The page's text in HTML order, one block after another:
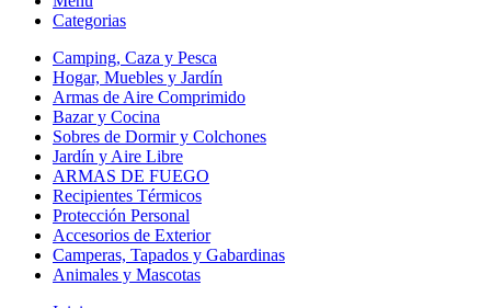
Categorias
Camping, Caza y Pesca
Hogar, Muebles y Jardín
Armas de Aire Comprimido
Bazar y Cocina
Sobres de Dormir y Colchones
Jardín y Aire Libre
ARMAS DE FUEGO
Recipientes Térmicos
Protección Personal
Accesorios de Exterior
Camperas, Tapados y Gabardinas
Animales y Mascotas